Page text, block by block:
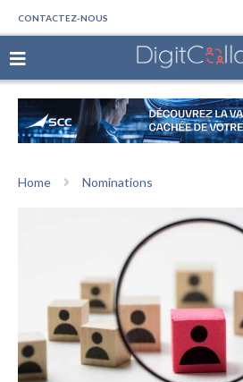
CONTACTEZ-NOUS
Home Nominations